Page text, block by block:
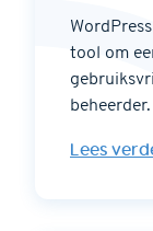
tool om
beheerder.
Lees